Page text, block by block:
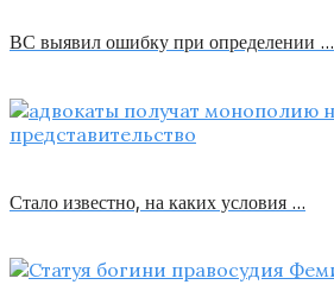
ВС выявил ошибку при определении …
Стало известно, на каких условия …